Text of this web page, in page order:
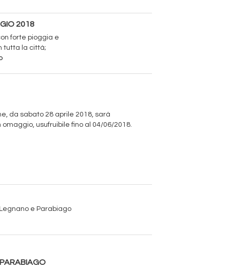
2018
forte pioggia e
tutta la città;
da sabato 28 aprile 2018, sarà
omaggio, usufruibile fino al 04/06/2018.
e Parabiago